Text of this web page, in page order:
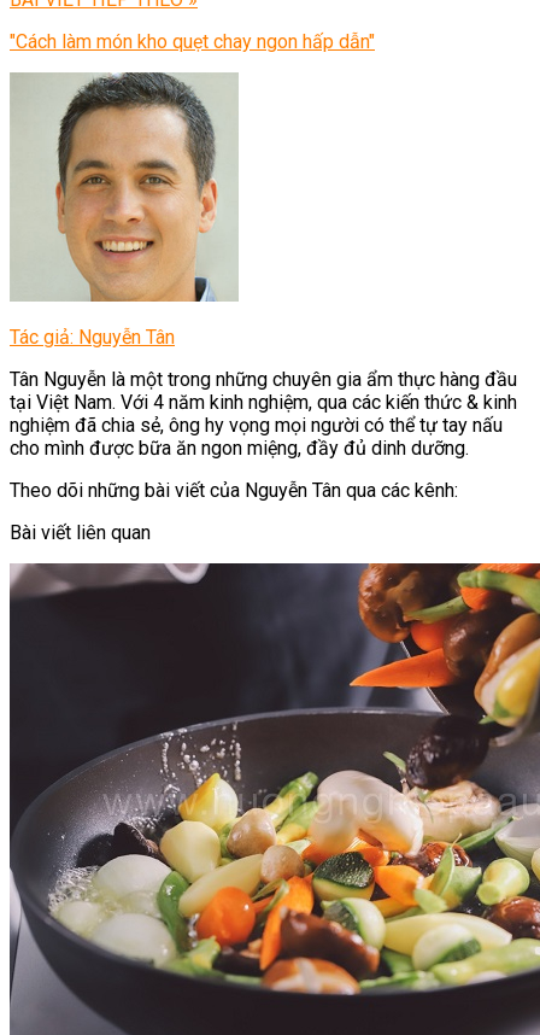
"Cách làm món kho quẹt chay ngon hấp dẫn"
Tác giả: Nguyễn Tân
Tân Nguyễn là một trong những chuyên gia ẩm thực hàng đầu
tại Việt Nam. Với 4 năm kinh nghiệm, qua các kiến thức & kinh
nghiệm đã chia sẻ, ông hy vọng mọi người có thể tự tay nấu
cho mình được bữa ăn ngon miệng, đầy đủ dinh dưỡng.
Theo dõi những bài viết của Nguyễn Tân qua các kênh:
Bài viết liên quan